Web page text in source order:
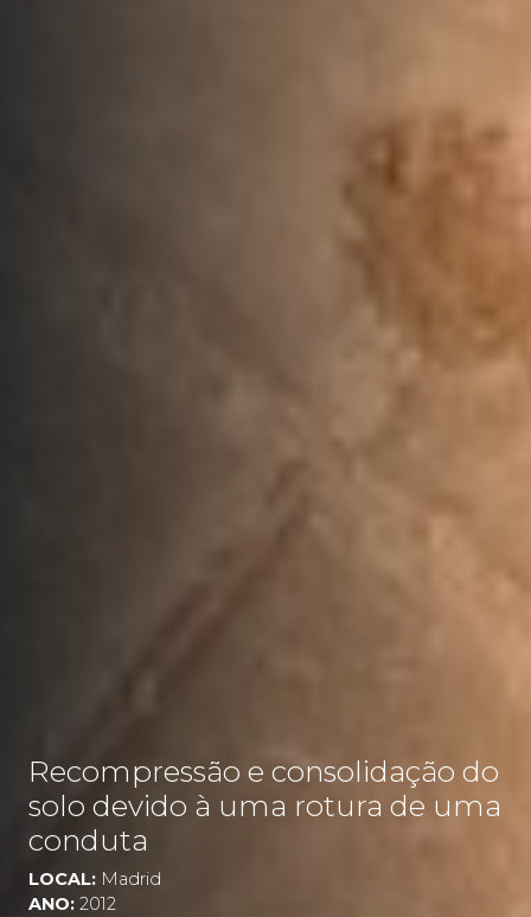
Recompressão e consolidação do
solo devido à uma rotura de uma
conduta
LOCAL: Madrid
ANO: 2012